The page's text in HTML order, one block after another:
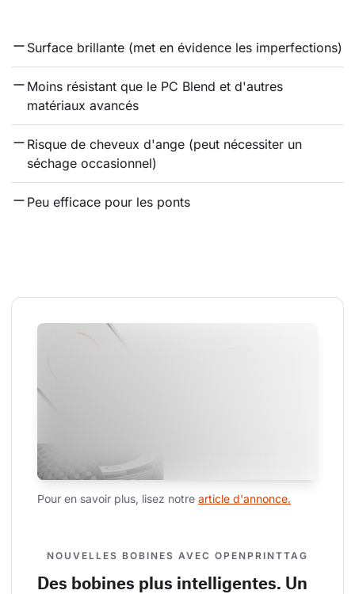
Surface brillante (met en évidence les imperfections)
Moins résistant que le PC Blend et d'autres
matériaux avancés
Risque de cheveux d'ange (peut nécessiter un
séchage occasionnel)
Peu efficace pour les ponts
Pour en savoir plus, lisez notre article d'annonce.
NOUVELLES BOBINES AVEC OPENPRINTTAG
Des bobines plus intelligentes. Un